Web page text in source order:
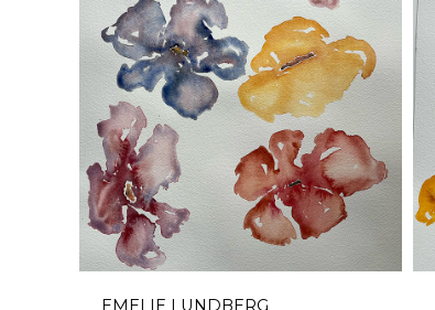
EMELIE LUNDBERG